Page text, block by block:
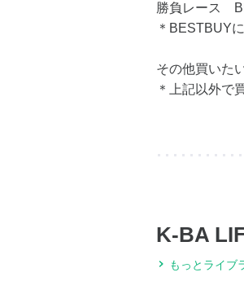
勝負レース
＊BESTBUY
その他買いた
＊上記以外で
K-BA
もっとライブ